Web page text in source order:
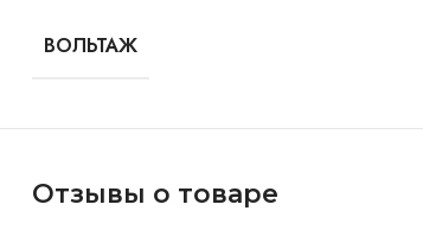
ВОЛЬТАЖ
Отзывы о товаре